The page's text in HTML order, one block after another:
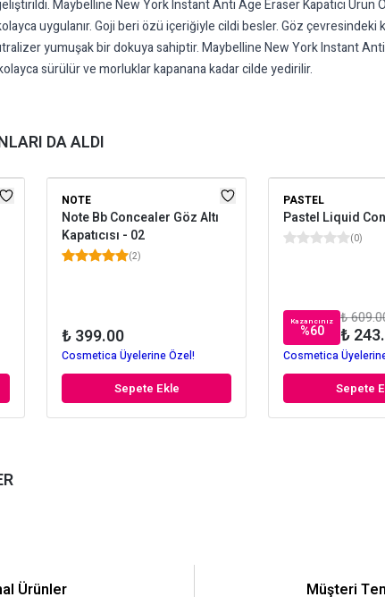
Maybelline New York Instant Anti Age Eraser Kapatıcı
uygulanır. Goji beri özü içeriğiyle cildi besler. Göz
yumuşak bir dokuya sahiptir. Maybelline New York Instant
sürülür ve morluklar kapanana kadar cilde yedirilir.
DA ALDI
NOTE
Note Bb Concealer Göz Altı
Kapatıcısı - 02
(2)
₺ 399.00
Cosmetica Üyelerine Özel!
Sepete Ekle
PASTEL
Pastel Liquid
(0)
Kazancınız
%60
₺
₺
Cosmetica
Sepete
Ürünler Müşteri